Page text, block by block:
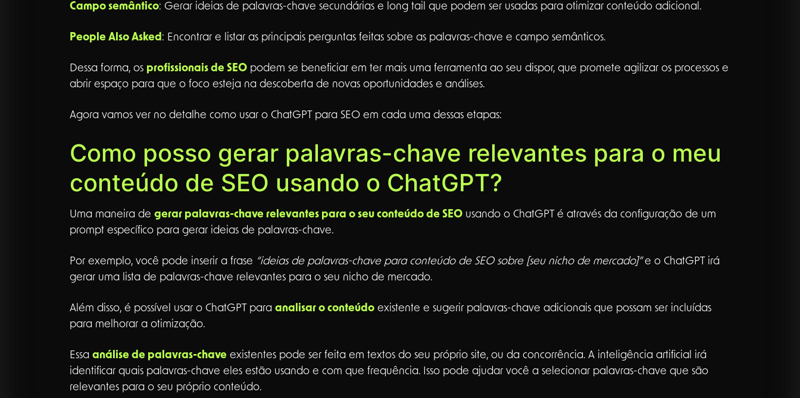
Campo semântico: Gerar ideias de palavras-chave secundárias e long tail que podem ser usadas para otimizar conteúdo adicional.
People Also Asked : Encontrar e listar as principais perguntas feitas sobre as palavras-chave e campo semânticos.
Dessa forma, os profissionais de SEO podem se beneficiar em ter mais uma ferramenta ao seu dispor, que promete agilizar os processos e
abrir espaço para que o foco esteja na descoberta de novas oportunidades e análises.
Agora vamos ver no detalhe como usar o ChatGPT para SEO em cada uma dessas etapas:
Como posso gerar palavras-chave relevantes para o meu
conteúdo de SEO usando o ChatGPT?
Uma maneira de gerar palavras-chave relevantes para o seu conteúdo de SEO usando o ChatGPT é através da configuração de um
prompt específico para gerar ideias de palavras-chave.
Por exemplo, você pode inserir a frase “ideias de palavras-chave para conteúdo de SEO sobre [seu nicho de mercado]”e o ChatGPT irá
gerar uma lista de palavras-chave relevantes para o seu nicho de mercado.
Além disso, é possível usar o ChatGPT para analisar o conteúdo existente e sugerir palavras-chave adicionais que possam ser incluídas
para melhorar a otimização.
Essa análise de palavras-chave existentes pode ser feita em textos do seu próprio site, ou da concorrência. A inteligência artificial irá
identificar quais palavras-chave eles estão usando e com que frequência. Isso pode ajudar você a selecionar palavras-chave que são
relevantes para o seu próprio conteúdo.